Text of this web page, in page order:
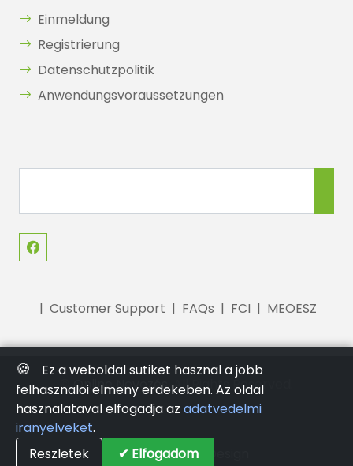
Einmeldung
Registrierung
Datenschutzpolitik
Anwendungsvoraussetzungen
| Customer Support | FAQs | FCI | MEOESZ
©Online Nevezés. All Rights Reserved.
Powered bySPP Design
🍪
Ez a weboldal sutiket hasznal a jobb
felhasznaloi elmeny erdekeben. Az oldal
hasznalataval elfogadja az adatvedelmi
iranyelveket.
Reszletek
✔ Elfogadom